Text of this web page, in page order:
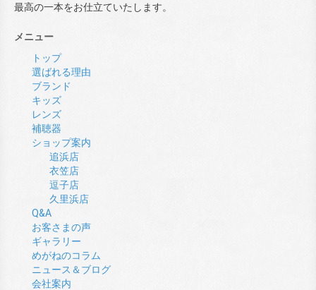
最高の一本をお仕立ていたします。
メニュー
トップ
選ばれる理由
ブランド
キッズ
レンズ
補聴器
ショップ案内
追浜店
衣笠店
逗子店
久里浜店
Q&A
お客さまの声
ギャラリー
めがねのコラム
ニュース＆ブログ
会社案内